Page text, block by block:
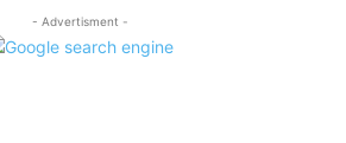
- Advertisment -